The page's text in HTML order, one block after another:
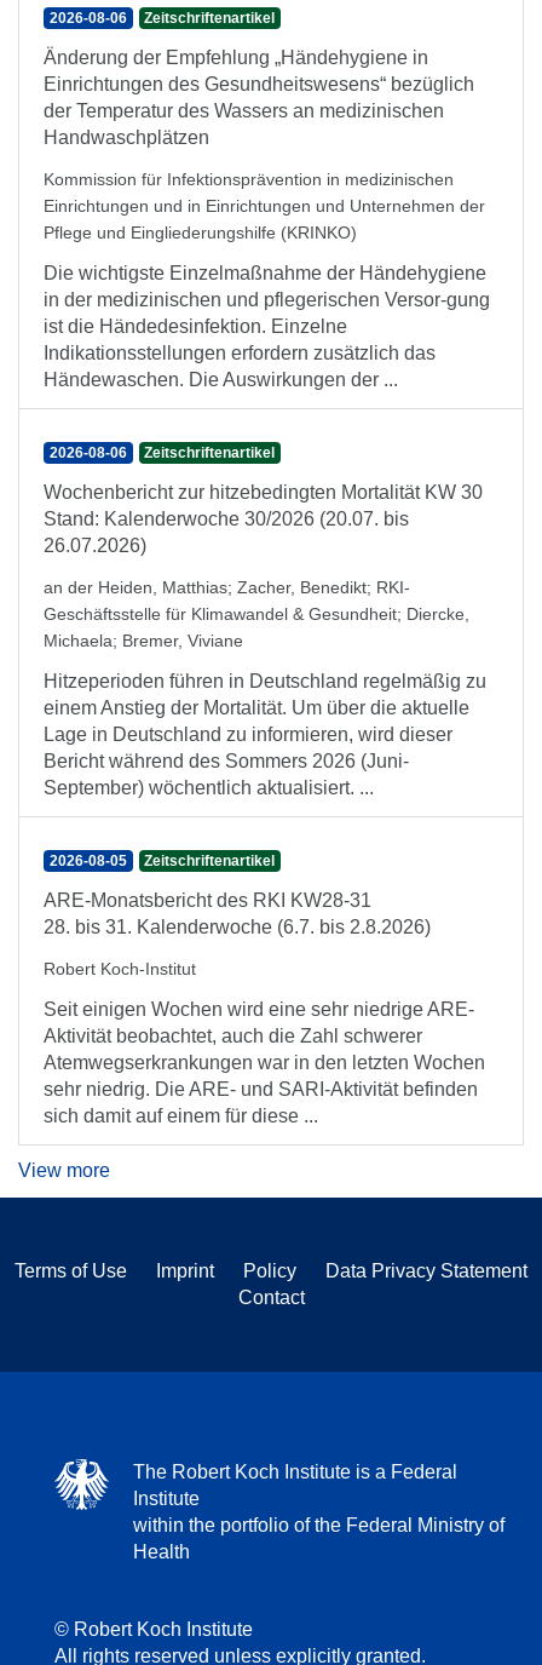
2026-08-06 Zeitschriftenartikel
Änderung der Empfehlung „Händehygiene in
Einrichtungen des Gesundheitswesens“ bezüglich
der Temperatur des Wassers an medizinischen
Handwaschplätzen
Kommission für Infektionsprävention in medizinischen
Einrichtungen und in Einrichtungen und Unternehmen der
Pflege und Eingliederungshilfe (KRINKO)
Die wichtigste Einzelmaßnahme der Händehygiene
in der medizinischen und pflegerischen Versor-gung
ist die Händedesinfektion. Einzelne
Indikationsstellungen erfordern zusätzlich das
Händewaschen. Die Auswirkungen der ...
2026-08-06 Zeitschriftenartikel
Wochenbericht zur hitzebedingten Mortalität KW 30
Stand: Kalenderwoche 30/2026 (20.07. bis
26.07.2026)
an der Heiden, Matthias; Zacher, Benedikt; RKI-
Geschäftsstelle für Klimawandel & Gesundheit; Diercke,
Michaela; Bremer, Viviane
Hitzeperioden führen in Deutschland regelmäßig zu
einem Anstieg der Mortalität. Um über die aktuelle
Lage in Deutschland zu informieren, wird dieser
Bericht während des Sommers 2026 (Juni-
September) wöchentlich aktualisiert. ...
2026-08-05 Zeitschriftenartikel
ARE-Monatsbericht des RKI KW28-31
28. bis 31. Kalenderwoche (6.7. bis 2.8.2026)
Robert Koch-Institut
Seit einigen Wochen wird eine sehr niedrige ARE-
Aktivität beobachtet, auch die Zahl schwerer
Atemwegserkrankungen war in den letzten Wochen
sehr niedrig. Die ARE- und SARI-Aktivität befinden
sich damit auf einem für diese ...
View more
Terms of Use Imprint Policy
Data Privacy Statement
Contact
The Robert Koch Institute is a Federal
Institute
within the portfolio of the Federal Ministry of
Health
© Robert Koch Institute
All rights reserved unless explicitly granted.